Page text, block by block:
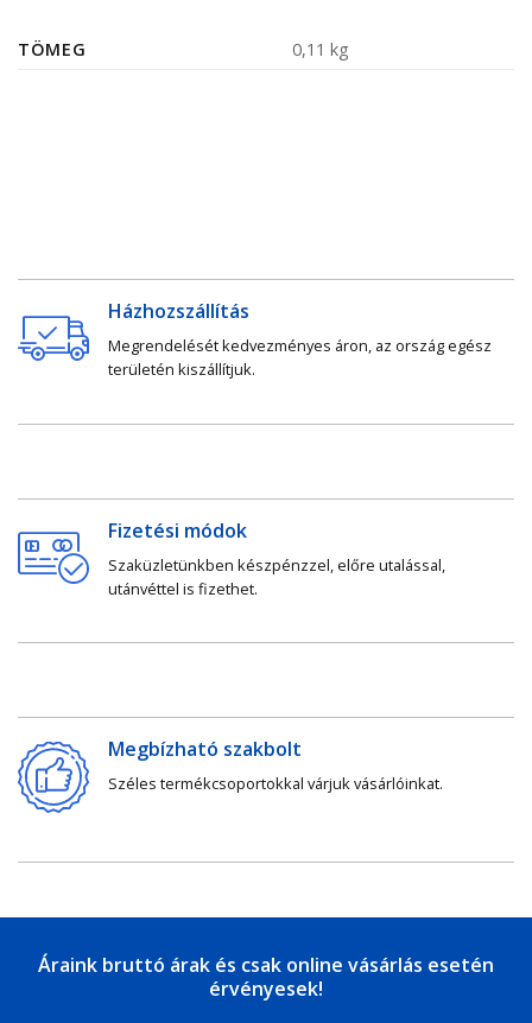
TÖMEG 0,11 kg
Házhozszállítás
Megrendelését kedvezményes áron, az ország egész
területén kiszállítjuk.
Fizetési módok
Szaküzletünkben készpénzzel, előre utalással,
utánvéttel is fizethet.
Megbízható szakbolt
Széles termékcsoportokkal várjuk vásárlóinkat.
Áraink bruttó árak és csak online vásárlás esetén
érvényesek!